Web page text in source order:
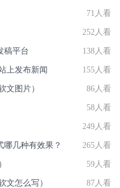
71人看
252人看
稿平台 138人看
上发布新闻 155人看
文图片） 86人看
58人看
249人看
哪几种有效果？ 265人看
59人看
文怎么写） 87人看